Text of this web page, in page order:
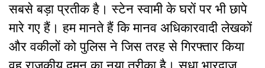
सबसे बड़ा प्रतीक है। स्टेन स्वामी के घरों पर भी छापे
मारे गए हैं। हम मानते हैं कि मानव अधिकारवादी लेखकों
और वकीलों को पुलिस ने जिस तरह से गिरफ्तार किया